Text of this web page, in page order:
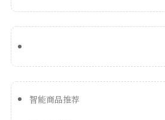
智能商品推荐